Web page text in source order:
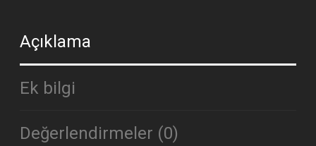
Açıklama
Ek bilgi
Değerlendirmeler (0)